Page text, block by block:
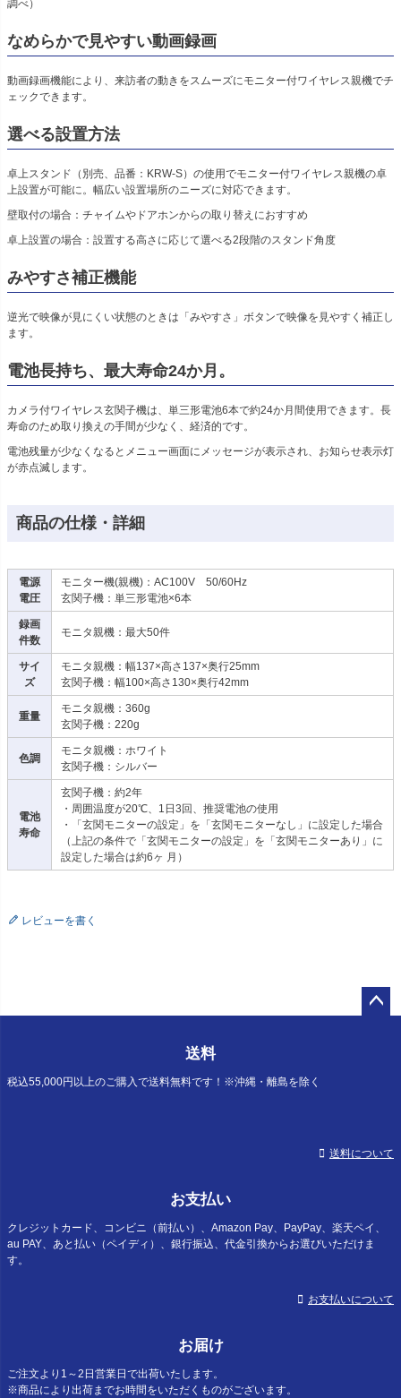
調べ）
なめらかで見やすい動画録画
動画録画機能により、来訪者の動きをスムーズにモニター付ワイヤレス親機でチ
ェックできます。
選べる設置方法
卓上スタンド（別売、品番：KRW-S）の使用でモニター付ワイヤレス親機の卓
上設置が可能に。幅広い設置場所のニーズに対応できます。
壁取付の場合：チャイムやドアホンからの取り替えにおすすめ
卓上設置の場合：設置する高さに応じて選べる2段階のスタンド角度
みやすさ補正機能
逆光で映像が見にくい状態のときは「みやすさ」ボタンで映像を見やすく補正し
ます。
電池長持ち、最大寿命24か月。
カメラ付ワイヤレス玄関子機は、単三形電池6本で約24か月間使用できます。長
寿命のため取り換えの手間が少なく、経済的です。
電池残量が少なくなるとメニュー画面にメッセージが表示され、お知らせ表示灯
が赤点滅します。
商品の仕様・詳細
電源
電圧
モニター機(親機)：AC100V 50/60Hz
玄関子機：単三形電池×6本
録画
件数
モニタ親機：最大50件
サイ
ズ
モニタ親機：幅137×高さ137×奥行25mm
玄関子機：幅100×高さ130×奥行42mm
重量
モニタ親機：360g
玄関子機：220g
色調
モニタ親機：ホワイト
玄関子機：シルバー
電池
寿命
玄関子機：約2年
・周囲温度が20℃、1日3回、推奨電池の使用
・「玄関モニターの設定」を「玄関モニターなし」に設定した場合
（上記の条件で「玄関モニターの設定」を「玄関モニターあり」に
設定した場合は約6ヶ 月）
レビューを書く
送料
税込55,000円以上のご購入で送料無料です！※沖縄・離島を除く
送料について
お支払い
クレジットカード、コンビニ（前払い）、Amazon Pay、PayPay、楽天ペイ、
au PAY、あと払い（ペイディ）、銀行振込、代金引換からお選びいただけま
す。
お支払いについて
お届け
ご注文より1～2日営業日で出荷いたします。
※商品により出荷までお時間をいただくものがございます。